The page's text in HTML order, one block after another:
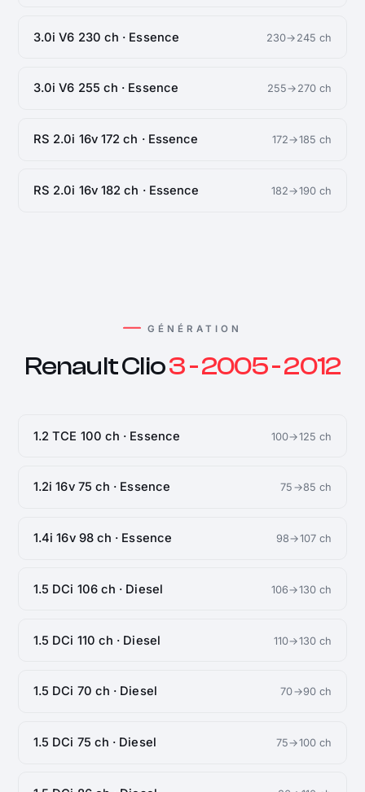
3.0i V6 230 ch · Essence 230→245 ch
3.0i V6 255 ch · Essence 255→270 ch
RS 2.0i 16v 172 ch · Essence 172→185 ch
RS 2.0i 16v 182 ch · Essence 182→190 ch
GÉNÉRATION
Renault Clio3 - 2005 - 2012
1.2 TCE 100 ch · Essence 100→125 ch
1.2i 16v 75 ch · Essence 75→85 ch
1.4i 16v 98 ch · Essence 98→107 ch
1.5 DCi 106 ch · Diesel 106→130 ch
1.5 DCi 110 ch · Diesel 110→130 ch
1.5 DCi 70 ch · Diesel 70→90 ch
1.5 DCi 75 ch · Diesel 75→100 ch